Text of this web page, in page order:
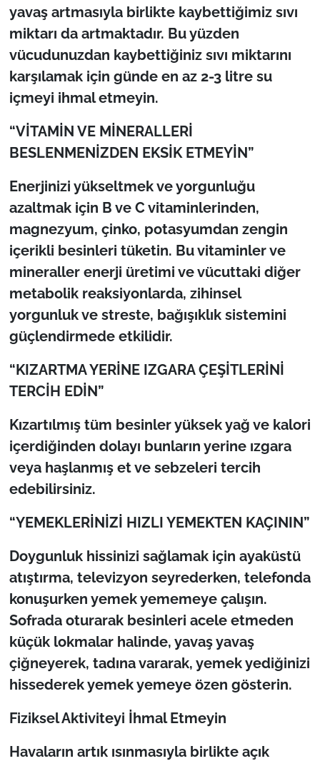
yavaş artmasıyla birlikte kaybettiğimiz sıvı
miktarı da artmaktadır. Bu yüzden
vücudunuzdan kaybettiğiniz sıvı miktarını
karşılamak için günde en az 2-3 litre su
içmeyi ihmal etmeyin.
“VİTAMİN VE MİNERALLERİ
BESLENMENİZDEN EKSİK ETMEYİN”
Enerjinizi yükseltmek ve yorgunluğu
azaltmak için B ve C vitaminlerinden,
magnezyum, çinko, potasyumdan zengin
içerikli besinleri tüketin. Bu vitaminler ve
mineraller enerji üretimi ve vücuttaki diğer
metabolik reaksiyonlarda, zihinsel
yorgunluk ve streste, bağışıklık sistemini
güçlendirmede etkilidir.
“KIZARTMA YERİNE IZGARA ÇEŞİTLERİNİ
TERCİH EDİN”
Kızartılmış tüm besinler yüksek yağ ve kalori
içerdiğinden dolayı bunların yerine ızgara
veya haşlanmış et ve sebzeleri tercih
edebilirsiniz.
“YEMEKLERİNİZİ HIZLI YEMEKTEN KAÇININ”
Doygunluk hissinizi sağlamak için ayaküstü
atıştırma, televizyon seyrederken, telefonda
konuşurken yemek yememeye çalışın.
Sofrada oturarak besinleri acele etmeden
küçük lokmalar halinde, yavaş yavaş
çiğneyerek, tadına vararak, yemek yediğinizi
hissederek yemek yemeye özen gösterin.
Fiziksel Aktiviteyi İhmal Etmeyin
Havaların artık ısınmasıyla birlikte açık